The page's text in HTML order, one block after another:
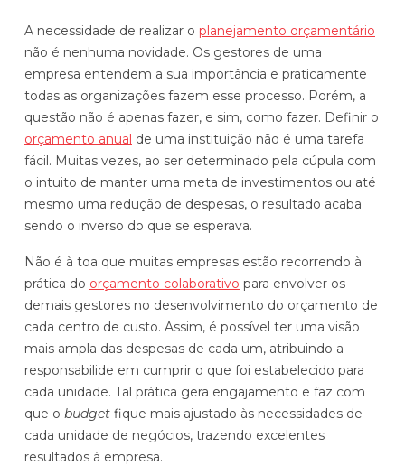
A necessidade de realizar o planejamento orçamentário
não é nenhuma novidade. Os gestores de uma
empresa entendem a sua importância e praticamente
todas as organizações fazem esse processo. Porém, a
questão não é apenas fazer, e sim, como fazer. Definir o
orçamento anual de uma instituição não é uma tarefa
fácil. Muitas vezes, ao ser determinado pela cúpula com
o intuito de manter uma meta de investimentos ou até
mesmo uma redução de despesas, o resultado acaba
sendo o inverso do que se esperava.
Não é à toa que muitas empresas estão recorrendo à
prática do orçamento colaborativo para envolver os
demais gestores no desenvolvimento do orçamento de
cada centro de custo. Assim, é possível ter uma visão
mais ampla das despesas de cada um, atribuindo a
responsabilide em cumprir o que foi estabelecido para
cada unidade. Tal prática gera engajamento e faz com
que o budget fique mais ajustado às necessidades de
cada unidade de negócios, trazendo excelentes
resultados à empresa.